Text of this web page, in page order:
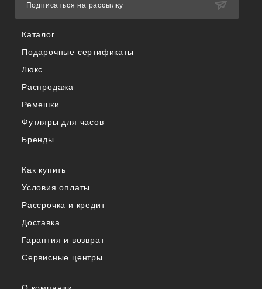
Каталог
Подарочные сертификаты
Люкс
Распродажа
Ремешки
Футляры для часов
Бренды
Как купить
Условия оплаты
Рассрочка и кредит
Доставка
Гарантия и возврат
Сервисные центры
Подписаться на рассылку